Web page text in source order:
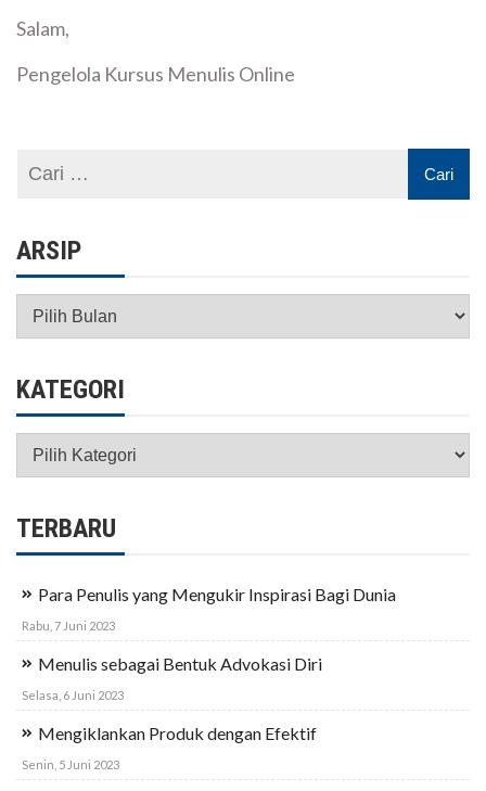
Salam,
Pengelola Kursus Menulis Online
ARSIP
Arsip
KATEGORI
Kategori
TERBARU
Para Penulis yang Mengukir Inspirasi Bagi Dunia
Rabu, 7 Juni 2023
Menulis sebagai Bentuk Advokasi Diri
Selasa, 6 Juni 2023
Mengiklankan Produk dengan Efektif
Senin, 5 Juni 2023